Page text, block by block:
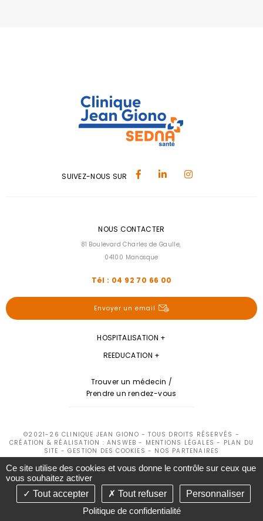
SUIVEZ-NOUS SUR
NOUS CONTACTER
81 Boulevard Charles de Gaulle,
04100 Manosque
Tél : 04 92 70 66 00
Envoyer un email
HOSPITALISATION
REEDUCATION
Trouver un médecin /
Prendre un rendez-vous
©2021-26 CLINIQUE JEAN GIONO - TOUS DROITS RÉSERVÉS -
CRÉATION & RÉALISATION : ANSWEB - MENTIONS LÉGALES - PLAN DU
SITE - GESTION DES COOKIES - NOS PARTENAIRES
Ce site utilise des cookies et vous donne le contrôle sur ceux que
vous souhaitez activer
Tout accepter
Tout refuser
Personnaliser
Politique de confidentialité